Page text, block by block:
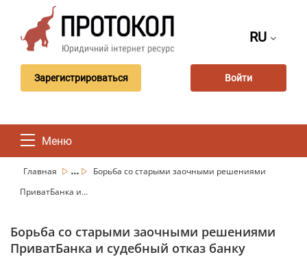
RU
Зарегистрироваться Войти
Меню
Главная ...
Борьба со старыми заочными решениями
ПриватБанка и...
Борьба со старыми заочными решениями
ПриватБанка и судебный отказ банку